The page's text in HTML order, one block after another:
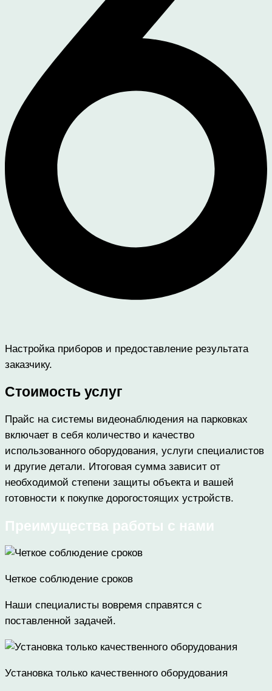
Настройка приборов и предоставление результата
заказчику.
Стоимость услуг
Прайс на системы видеонаблюдения на парковках
включает в себя количество и качество
использованного оборудования, услуги специалистов
и другие детали. Итоговая сумма зависит от
необходимой степени защиты объекта и вашей
готовности к покупке дорогостоящих устройств.
Преимущества работы с нами
Четкое соблюдение сроков
Наши специалисты вовремя справятся с
поставленной задачей.
Установка только качественного оборудования